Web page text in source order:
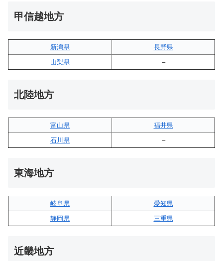
甲信越地方
新潟県
長野県
山梨県
–
北陸地方
富山県
福井県
石川県
–
東海地方
岐阜県
愛知県
静岡県
三重県
近畿地方